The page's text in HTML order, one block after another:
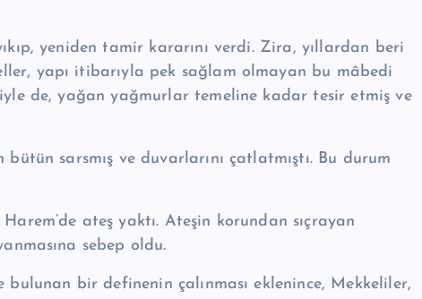
yeniden tamir kararını verdi. Zira, yıllardan beri
ya­pı itibarıyla pek sağlam olmayan bu mâbedi
de, yağan yağmurlar temeline kadar tesir etmiş ve
sarsmış ve duvarlarını çatlatmıştı. Bu durum
ateş yaktı. Ateşin ko­rundan sıçrayan
se­bep oldu.
bir definenin çalın­ması eklenince, Mekkeliler,